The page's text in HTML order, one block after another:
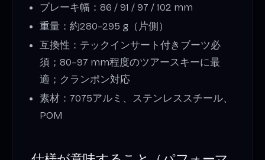
ブレーキ幅：86 / 91 / 97 / 102 mm
重量：約280–295 g（片側）
互換性：テックインサート付きブーツ必
須；80–97 mm程度のツアースキーに最
適；クランポン対応
素材：7075アルミ、ステンレススチール、
POM